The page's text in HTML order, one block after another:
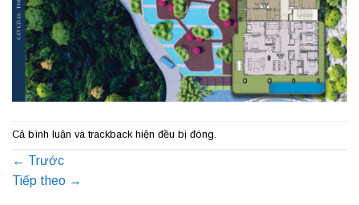
Cả bình luận và trackback hiện đều bị đóng.
← Trước
Tiếp theo →